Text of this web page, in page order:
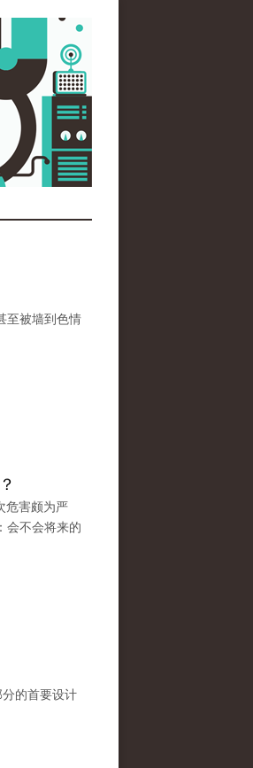
至被墙到色情
危害颇为严
会不会将来的
的首要设计